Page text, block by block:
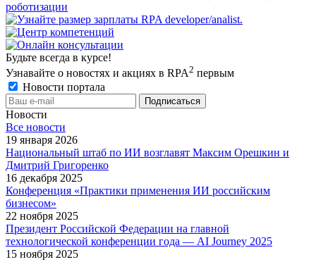
Будьте всегда в курсе!
Узнавайте о новостях и акциях в RPA2 первым
Новости портала
Новости
Все новости
19 января 2026
Национальный штаб по ИИ возглавят Максим Орешкин и
Дмитрий Григоренко
16 декабря 2025
Конференция «Практики применения ИИ российским
бизнесом»
22 ноября 2025
Президент Российской Федерации на главной
технологической конференции года — AI Journey 2025
15 ноября 2025